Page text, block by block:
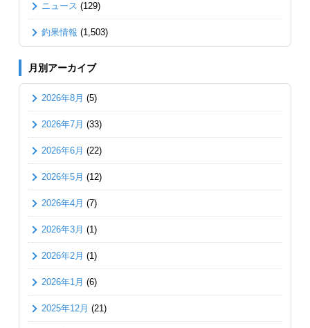
ニュース (129)
釣果情報 (1,503)
月別アーカイブ
2026年8月 (5)
2026年7月 (33)
2026年6月 (22)
2026年5月 (12)
2026年4月 (7)
2026年3月 (1)
2026年2月 (1)
2026年1月 (6)
2025年12月 (21)